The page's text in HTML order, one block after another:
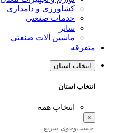
کشاورزی و دامداری
خدمات صنعتی
سایر
ماشین آلات صنعتی
متفرقه
انتخاب استان
انتخاب استان
انتخاب همه
×